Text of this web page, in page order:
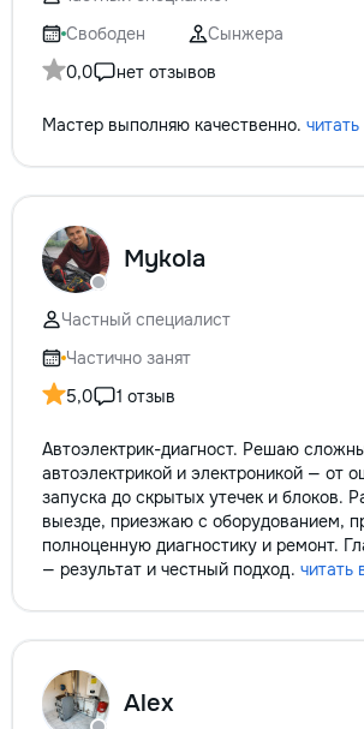
не включается? Не спешите
покупать новую! Спасем ваш
бюджет.
Свободен
Сынжера
0,0
нет отзывов
Мастер выполняю качественно.
Mykola
Частный специалист
Частично занят
5,0
1 отзыв
Автоэлектрик-диагност. Решаю
автоэлектрикой и электроникой — от
запуска до скрытых утечек и блоков.
выезде, приезжаю с оборудованием,
полноценную диагностику и ремонт.
— результат и честный подход. читать
Alex